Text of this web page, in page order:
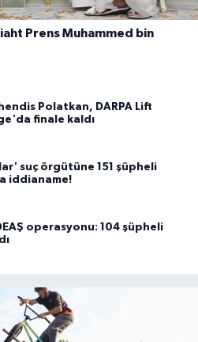
Prens Muhammed bin
Polatkan, DARPA Lift
finale kaldı
suç örgütüne 151 şüpheli
iddianame!
operasyonu: 104 şüpheli